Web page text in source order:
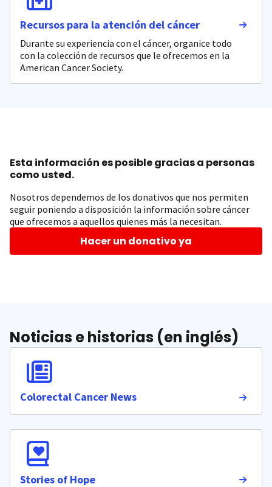
Recursos para la atención del cáncer
Durante su experiencia con el cáncer, organice todo
con la colección de recursos que le ofrecemos en la
American Cancer Society.
Esta información es posible gracias a personas
como usted.
Nosotros dependemos de los donativos que nos permiten
seguir poniendo a disposición la información sobre cáncer
que ofrecemos a aquellos quienes más la necesitan.
Hacer un donativo ya
Noticias e historias (en inglés)
Colorectal Cancer News
Stories of Hope